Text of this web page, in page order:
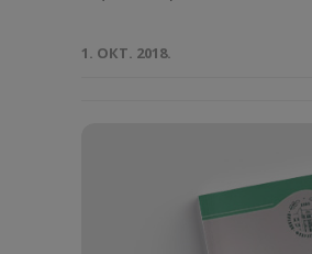
1. ОКТ. 2018.